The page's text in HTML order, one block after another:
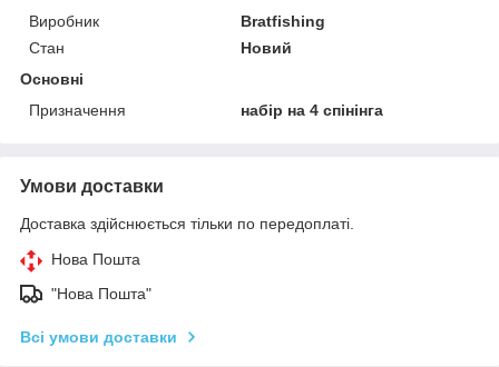
Виробник
Bratfishing
Стан
Новий
Основні
Призначення
набір на 4 спінінга
Умови доставки
Доставка здійснюється тільки по передоплаті.
Нова Пошта
"Нова Пошта"
Всі умови доставки